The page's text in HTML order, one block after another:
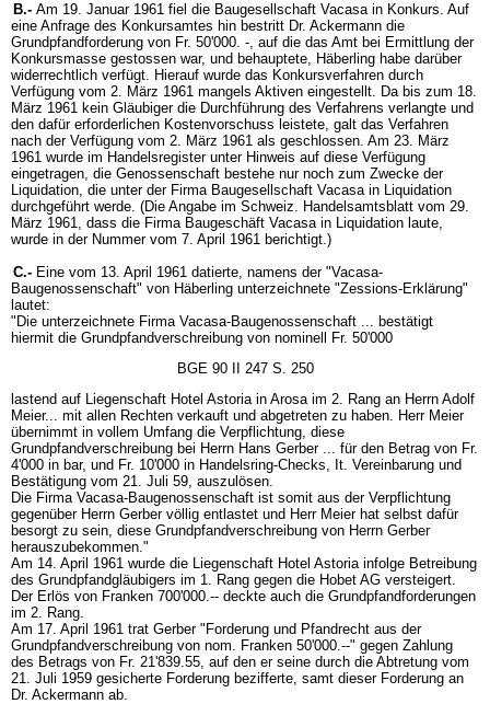
B.- Am 19. Januar 1961 fiel die Baugesellschaft Vacasa in Konkurs. Auf
eine Anfrage des Konkursamtes hin bestritt Dr. Ackermann die
Grundpfandforderung von Fr. 50'000. -, auf die das Amt bei Ermittlung der
Konkursmasse gestossen war, und behauptete, Häberling habe darüber
widerrechtlich verfügt. Hierauf wurde das Konkursverfahren durch
Verfügung vom 2. März 1961 mangels Aktiven eingestellt. Da bis zum 18.
März 1961 kein Gläubiger die Durchführung des Verfahrens verlangte und
den dafür erforderlichen Kostenvorschuss leistete, galt das Verfahren
nach der Verfügung vom 2. März 1961 als geschlossen. Am 23. März
1961 wurde im Handelsregister unter Hinweis auf diese Verfügung
eingetragen, die Genossenschaft bestehe nur noch zum Zwecke der
Liquidation, die unter der Firma Baugesellschaft Vacasa in Liquidation
durchgeführt werde. (Die Angabe im Schweiz. Handelsamtsblatt vom 29.
März 1961, dass die Firma Baugeschäft Vacasa in Liquidation laute,
wurde in der Nummer vom 7. April 1961 berichtigt.)
C.- Eine vom 13. April 1961 datierte, namens der "Vacasa-
Baugenossenschaft" von Häberling unterzeichnete "Zessions-Erklärung"
lautet:
"Die unterzeichnete Firma Vacasa-Baugenossenschaft ... bestätigt
hiermit die Grundpfandverschreibung von nominell Fr. 50'000
BGE 90 II 247 S. 250
lastend auf Liegenschaft Hotel Astoria in Arosa im 2. Rang an Herrn Adolf
Meier... mit allen Rechten verkauft und abgetreten zu haben. Herr Meier
übernimmt in vollem Umfang die Verpflichtung, diese
Grundpfandverschreibung bei Herrn Hans Gerber ... für den Betrag von Fr.
4'000 in bar, und Fr. 10'000 in Handelsring-Checks, It. Vereinbarung und
Bestätigung vom 21. Juli 59, auszulösen.
Die Firma Vacasa-Baugenossenschaft ist somit aus der Verpflichtung
gegenüber Herrn Gerber völlig entlastet und Herr Meier hat selbst dafür
besorgt zu sein, diese Grundpfandverschreibung von Herrn Gerber
herauszubekommen."
Am 14. April 1961 wurde die Liegenschaft Hotel Astoria infolge Betreibung
des Grundpfandgläubigers im 1. Rang gegen die Hobet AG versteigert.
Der Erlös von Franken 700'000.-- deckte auch die Grundpfandforderungen
im 2. Rang.
Am 17. April 1961 trat Gerber "Forderung und Pfandrecht aus der
Grundpfandverschreibung von nom. Franken 50'000.--" gegen Zahlung
des Betrags von Fr. 21'839.55, auf den er seine durch die Abtretung vom
21. Juli 1959 gesicherte Forderung bezifferte, samt dieser Forderung an
Dr. Ackermann ab.